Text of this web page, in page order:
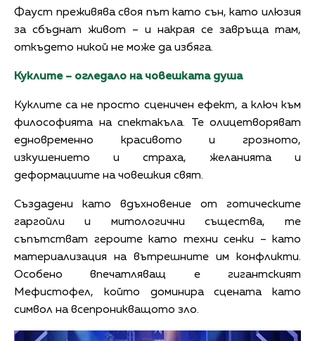
Фауст преживява своя път като сън, като илюзия
за сбъднат живот – и накрая се завръща там,
откъдето никой не може да избяга.
Куклите – огледало на човешката душа
Куклите са не просто сценичен ефект, а ключ към
философията на спектакъла. Те олицетворяват
едновременно красивото и грозното,
изкушението и страха, желанията и
деформациите на човешкия свят.
Създадени като вдъхновение от готическите
гаргойли и митологични същества, те
съпътстват героите като техни сенки – като
материализация на вътрешните им конфликти.
Особено впечатляващ е гигантският
Мефистофел, който доминира сцената като
символ на всепроникващото зло.